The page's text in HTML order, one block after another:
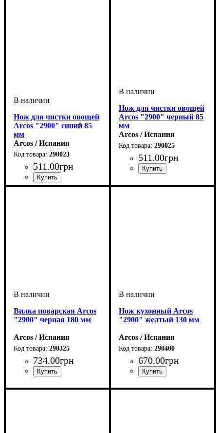
Нож для чистки овощей
Arcos "2900" синий 85
мм
Arcos / Испания
290023
511.00грн
Нож для чистки овощей
Arcos "2900" черный 85
мм
Arcos / Испания
290025
511.00грн
Вилка поварская Arcos
"2900" черная 180 мм
Arcos / Испания
290325
734.00грн
Нож кухонный Arcos
"2900" желтый 130 мм
Arcos / Испания
290400
670.00грн